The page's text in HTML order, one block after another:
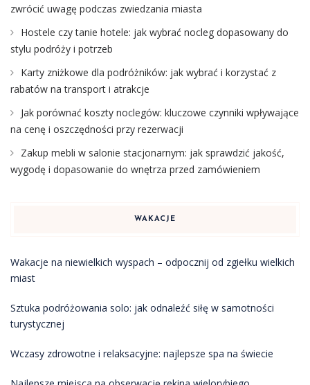
zwrócić uwagę podczas zwiedzania miasta
Hostele czy tanie hotele: jak wybrać nocleg dopasowany do
stylu podróży i potrzeb
Karty zniżkowe dla podróżników: jak wybrać i korzystać z
rabatów na transport i atrakcje
Jak porównać koszty noclegów: kluczowe czynniki wpływające
na cenę i oszczędności przy rezerwacji
Zakup mebli w salonie stacjonarnym: jak sprawdzić jakość,
wygodę i dopasowanie do wnętrza przed zamówieniem
WAKACJE
Wakacje na niewielkich wyspach – odpocznij od zgiełku wielkich
miast
Sztuka podróżowania solo: jak odnaleźć siłę w samotności
turystycznej
Wczasy zdrowotne i relaksacyjne: najlepsze spa na świecie